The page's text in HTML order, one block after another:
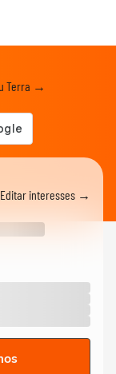
Terra →
Editar interesses →